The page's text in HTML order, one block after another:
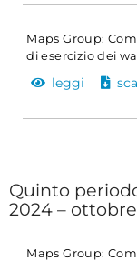
Maps Group:
di esercizio dei
leggi
Quinto
2024 – ottobre
Maps Group: